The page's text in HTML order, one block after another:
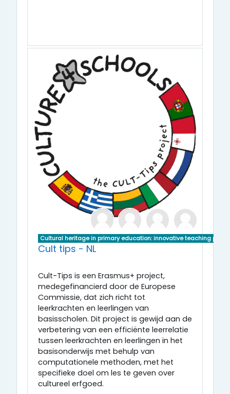
Cultural heritage in primary education: innovative teaching
Cult tips - NL
Cult-Tips is een Erasmus+ project,
medegefinancierd door de Europese
Commissie, dat zich richt tot
leerkrachten en leerlingen van
basisscholen. Dit project is gewijd aan de
verbetering van een efficiënte leerrelatie
tussen leerkrachten en leerlingen in het
basisonderwijs met behulp van
computationele methoden, met het
specifieke doel om les te geven over
cultureel erfgoed.